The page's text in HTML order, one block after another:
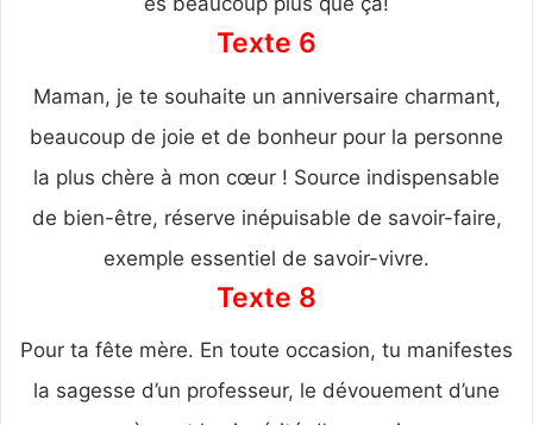
Texte 6
Maman, je te souhaite un anniversaire charmant,
beaucoup de joie et de bonheur pour la personne
la plus chère à mon cœur ! Source indispensable
de bien-être, réserve inépuisable de savoir-faire,
exemple essentiel de savoir-vivre.
Texte 8
Pour ta fête mère. En toute occasion, tu manifestes
la sagesse d’un professeur, le dévouement d’une